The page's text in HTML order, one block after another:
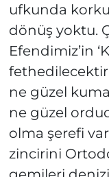
ufkunda
dönüş yoktu.
Efendimiz’in
ne güzel
ne güzel
olma şerefi
zincirini